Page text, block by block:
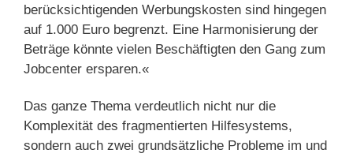
berücksichtigenden Werbungskosten sind hingegen
auf 1.000 Euro begrenzt. Eine Harmonisierung der
Beträge könnte vielen Beschäftigten den Gang zum
Jobcenter ersparen.«
Das ganze Thema verdeutlich nicht nur die
Komplexität des fragmentierten Hilfesystems,
sondern auch zwei grundsätzliche Probleme im und